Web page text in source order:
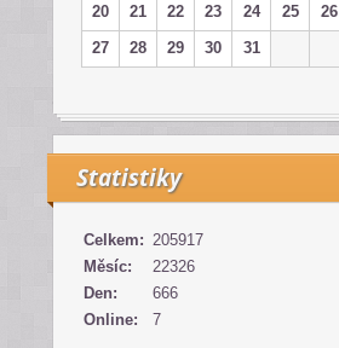
20
21 22 23 24 25
26
27
28 29 30 31
Statistiky
Online: 7
Celkem: 205917
Měsíc:
22326
Den:
666